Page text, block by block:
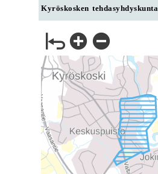
Kyröskosken tehdasyhdyskunta